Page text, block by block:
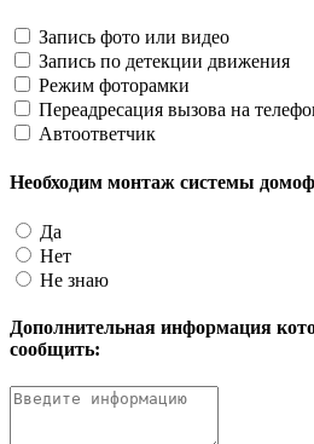
Запись фото или видео
Запись по детекции движения
Режим фоторамки
Переадресация вызова на
Автоответчик
Необходим монтаж системы
Да
Нет
Не знаю
Дополнительная информация
сообщить: